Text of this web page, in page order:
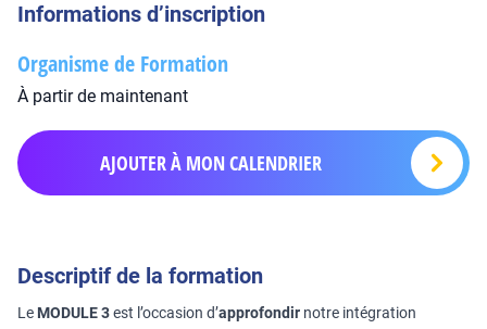
Informations d’inscription
Organisme de Formation
À partir de maintenant
AJOUTER À MON CALENDRIER
Descriptif de la formation
Le MODULE 3est l’occasion d’approfondir notre intégration